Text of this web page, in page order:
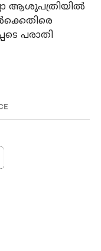
ആശുപത്രിയില്‍
പരാതി